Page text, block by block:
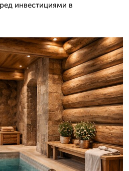
инвестициями в